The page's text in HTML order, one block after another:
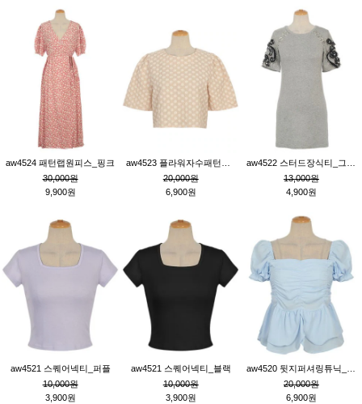
aw4524 패턴랩원피스_핑크
30,000원
9,900원
20,000원
6,900원
13,000원
4,900원
aw4521 스퀘어넥티_퍼플
10,000원
3,900원
aw4521 스퀘어넥티_블랙
10,000원
3,900원
20,000원
6,900원